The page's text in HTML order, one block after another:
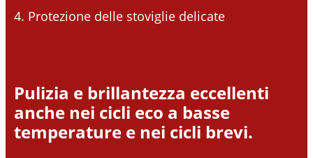
Protezione delle stoviglie delicate
Pulizia e brillantezza eccellenti
anche nei cicli eco a basse
temperature e nei cicli brevi.